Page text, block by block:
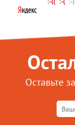
Оставьте